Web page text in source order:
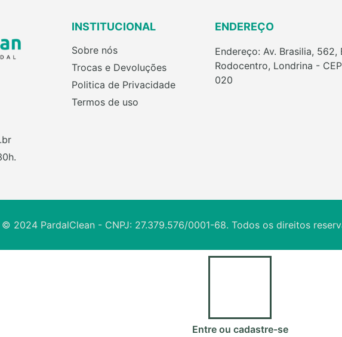
INSTITUCIONAL
Sobre nós
Trocas e Devoluções
Politica de Privacidade
Termos de uso
ENDEREÇO
Endereço: Av. Brasilia, 562,
Rodocentro, Londrina -
020
© 2024 PardalClean - CNPJ: 27.379.576/0001-68. Todos os direitos
Entre ou cadastre-se